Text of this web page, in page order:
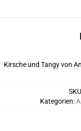
Kirsche und Tangy von
SKU
Kategorien: